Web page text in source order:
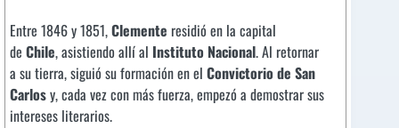
Entre 1846 y 1851,Clemente residió en la capital
de Chile, asistiendo allí al Instituto Nacional. Al retornar
a su tierra, siguió su formación en el Convictorio de San
Carlosy, cada vez con más fuerza, empezó a demostrar sus
intereses literarios.